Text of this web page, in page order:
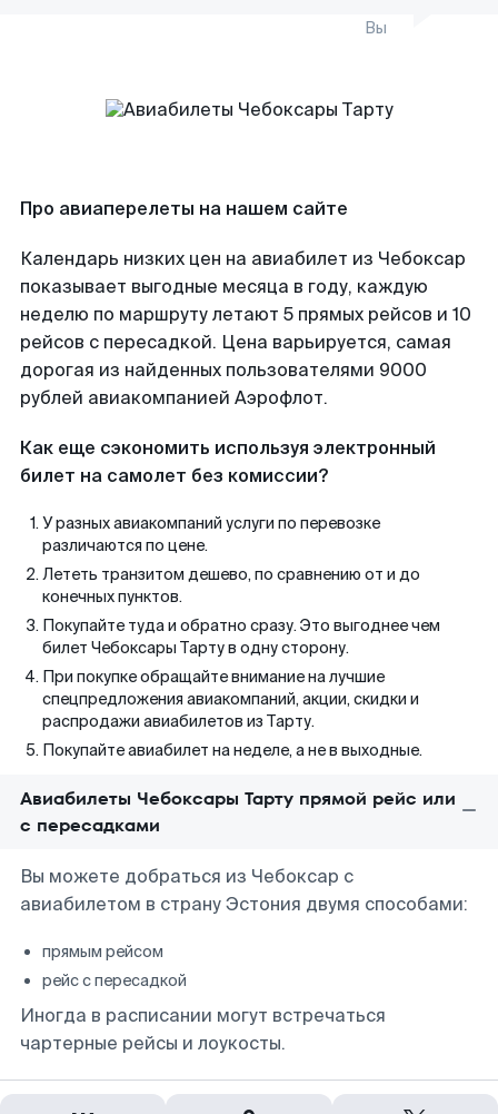
Вы
Про авиаперелеты на нашем сайте
Календарь низких цен на авиабилет из Чебоксар
показывает выгодные месяца в году, каждую
неделю по маршруту летают 5 прямых рейсов и 10
рейсов с пересадкой. Цена варьируется, самая
дорогая из найденных пользователями 9000
рублей авиакомпанией Аэрофлот.
Как еще сэкономить используя электронный
билет на самолет без комиссии?
У разных авиакомпаний услуги по перевозке
различаются по цене.
Лететь транзитом дешево, по сравнению от и до
конечных пунктов.
Покупайте туда и обратно сразу. Это выгоднее чем
билет Чебоксары Тарту в одну сторону.
При покупке обращайте внимание на лучшие
спецпредложения авиакомпаний, акции, скидки и
распродажи авиабилетов из Тарту.
Покупайте авиабилет на неделе, а не в выходные.
Авиабилеты Чебоксары Тарту прямой рейс или
с пересадками
Вы можете добраться из Чебоксар с
авиабилетом в страну Эстония двумя способами:
прямым рейсом
рейс с пересадкой
Иногда в расписании могут встречаться
чартерные рейсы и лоукосты.